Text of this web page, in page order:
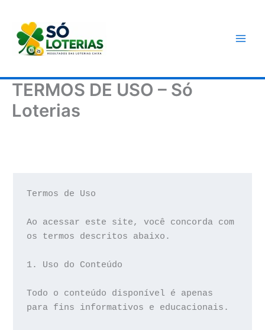
conteúdo
TERMOS DE USO – Só
Loterias
Termos de Uso
Ao acessar este site, você concorda com
os termos descritos abaixo.
1. Uso do Conteúdo
Todo o conteúdo disponível é apenas
para fins informativos e educacionais.